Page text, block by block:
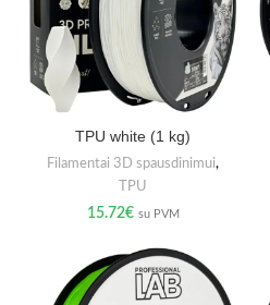
TPU white (1 kg)
Filamentai 3D spausdinimui,
TPU
15.72€ su PVM